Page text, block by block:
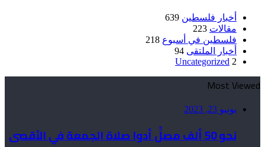
أخبار فلسطين 639
مقالات 223
فلسطين في أسبوع 218
أخبار الملتقى 94
Uncategorized 2
Most Viewed
يونيو 23, 2023
نحو 50 ألف مصلٍّ أدوا صلاة الجمعة في الأقصى